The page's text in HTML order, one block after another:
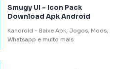
Smugy UI – Icon Pack
Download Apk Android